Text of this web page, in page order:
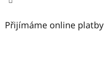
Přijímáme online platby